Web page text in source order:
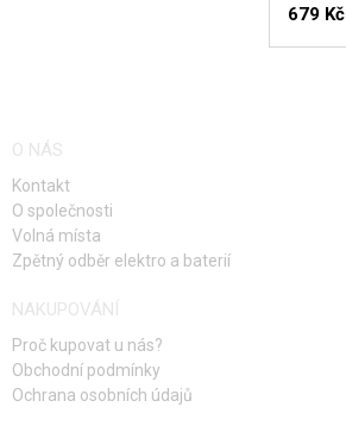
VNITŘNÍ DÍLY PŘEPÍNAČE STŘELBY
ELEKTRONIKA, KABELÁŽ, KONEKTORY
MOTORY, PASTORKY
VNITŘNÍ DÍLY ZÁSOBNÍKŮ
PRO ELEKTRICKÉ ZBRANĚ - VNĚJŠÍ
PRO ODSTŘELOVACÍ PUŠKY
679 Kč
O NÁS
Kontakt
O společnosti
Volná místa
Zpětný odběr elektro a baterií
NAKUPOVÁNÍ
Proč kupovat u nás?
Obchodní podmínky
Ochrana osobních údajů